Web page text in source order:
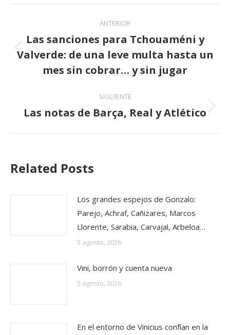
Navegación
entre
publicaciones
ANTERIOR
Publicación
anterior:
Las sanciones para Tchouaméni y
Valverde: de una leve multa hasta un
mes sin cobrar… y sin jugar
SIGUIENTE
Publicación
Las notas de Barça, Real y Atlético
Related Posts
Los grandes espejos de Gonzalo:
Parejo, Achraf, Cañizares, Marcos
Llorente, Sarabia, Carvajal, Arbeloa…
5 agosto, 2026
Vini, borrón y cuenta nueva
5 agosto, 2026
En el entorno de Vinicius confían en la